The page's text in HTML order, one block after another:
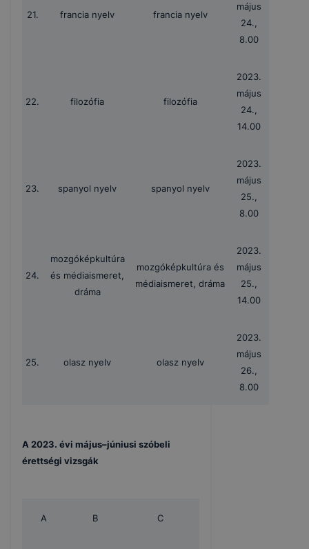
21. francia nyelv francia nyelv
május
24.,
8.00
22. filozófia filozófia
2023.
május
24.,
14.00
23. spanyol nyelv spanyol nyelv
2023.
május
25.,
8.00
24.
mozgóképkultúra
és médiaismeret,
dráma
mozgóképkultúra és
médiaismeret, dráma
2023.
május
25.,
14.00
25. olasz nyelv olasz nyelv
2023.
május
26.,
8.00
A 2023. évi május–júniusi szóbeli
érettségi vizsgák
A B C